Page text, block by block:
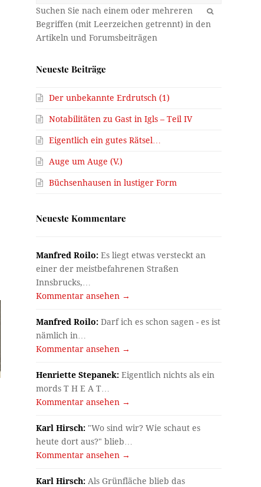
OK
Neueste Beiträge
Der unbekannte Erdrutsch (1)
Notabilitäten zu Gast in Igls – Teil IV
Eigentlich ein gutes Rätsel…
Auge um Auge (V.)
Büchsenhausen in lustiger Form
Neueste Kommentare
Manfred Roilo: Es liegt etwas versteckt an
einer der meistbefahrenen Straßen
Innsbrucks,…
Kommentar ansehen →
Manfred Roilo: Darf ich es schon sagen - es ist
nämlich in…
Kommentar ansehen →
Henriette Stepanek: Eigentlich nichts als ein
mords T H E A T…
Kommentar ansehen →
Karl Hirsch: "Wo sind wir? Wie schaut es
heute dort aus?" blieb…
Kommentar ansehen →
Karl Hirsch: Als Grünfläche blieb das